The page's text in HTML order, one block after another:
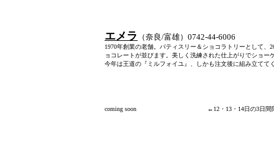
エメラ （奈良/富雄）0742-44-6006
1970年創業の老舗。パティスリー＆ショコラトリーとして
ョコレートが並びます。美しく洗練された仕上がりでショ
今年は王道の『ミルフォイユ』、しかも注文後に組み立て
coming soon ←12・13・14日の3日間